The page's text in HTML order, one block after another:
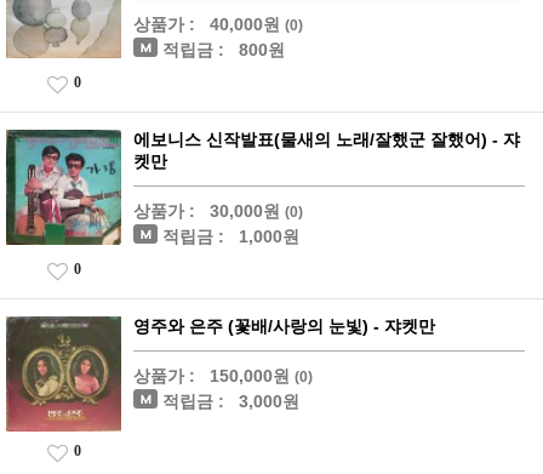
상품가 : 40,000원 (0)
적립금 : 800원
0
에보니스 신작발표(물새의 노래/잘했군 잘했어) - 쟈
켓만
상품가 : 30,000원 (0)
적립금 : 1,000원
0
영주와 은주 (꽃배/사랑의 눈빛) - 쟈켓만
상품가 : 150,000원 (0)
적립금 : 3,000원
0